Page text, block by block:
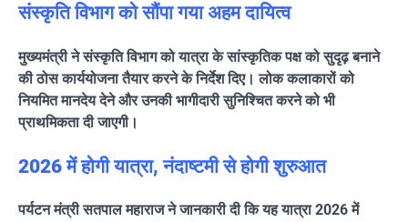
संस्कृति विभाग को सौंपा गया अहम दायित्व
मुख्यमंत्री ने संस्कृति विभाग को यात्रा के सांस्कृतिक पक्ष को सुदृढ़ बनाने
की ठोस कार्ययोजना तैयार करने के निर्देश दिए। लोक कलाकारों को
नियमित मानदेय देने और उनकी भागीदारी सुनिश्चित करने को भी
प्राथमिकता दी जाएगी।
2026 में होगी यात्रा, नंदाष्टमी से होगी शुरुआत
पर्यटन मंत्री सतपाल महाराज ने जानकारी दी कि यह यात्रा 2026 में